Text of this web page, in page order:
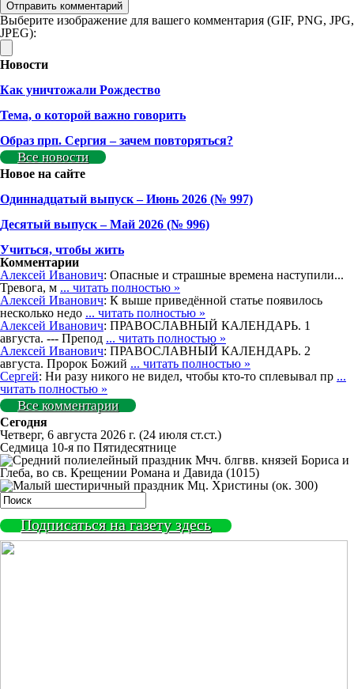
Выберите изображение для вашего комментария (GIF, PNG, JPG,
JPEG):
Новости
Как уничтожали Рождество
Тема, о которой важно говорить
Образ прп. Сергия – зачем повторяться?
Все новости
Новое на сайте
Одиннадцатый выпуск – Июнь 2026 (№ 997)
Деcятый выпуск – Май 2026 (№ 996)
Учиться, чтобы жить
Комментарии
Алексей Иванович: Опасные и страшные времена наступили...
Тревога, м ... читать полностью »
Алексей Иванович: К выше приведённой статье появилось
несколько недо ... читать полностью »
Алексей Иванович: ПРАВОСЛАВНЫЙ КАЛЕНДАРЬ. 1
августа. --- Препод ... читать полностью »
Алексей Иванович: ПРАВОСЛАВНЫЙ КАЛЕНДАРЬ. 2
августа. Пророк Божий ... читать полностью »
Сергей: Ни разу никого не видел, чтобы кто-то сплевывал пр ...
читать полностью »
Все комментарии
Сегодня
Четверг, 6 августа 2026 г. (24 июля ст.ст.)
Седмица 10-я по Пятидесятнице
Мчч. блгвв. князей Бориса и
Глеба, во св. Крещении Романа и Давида (1015)
Мц. Христины (ок. 300)
Подписаться на газету здесь